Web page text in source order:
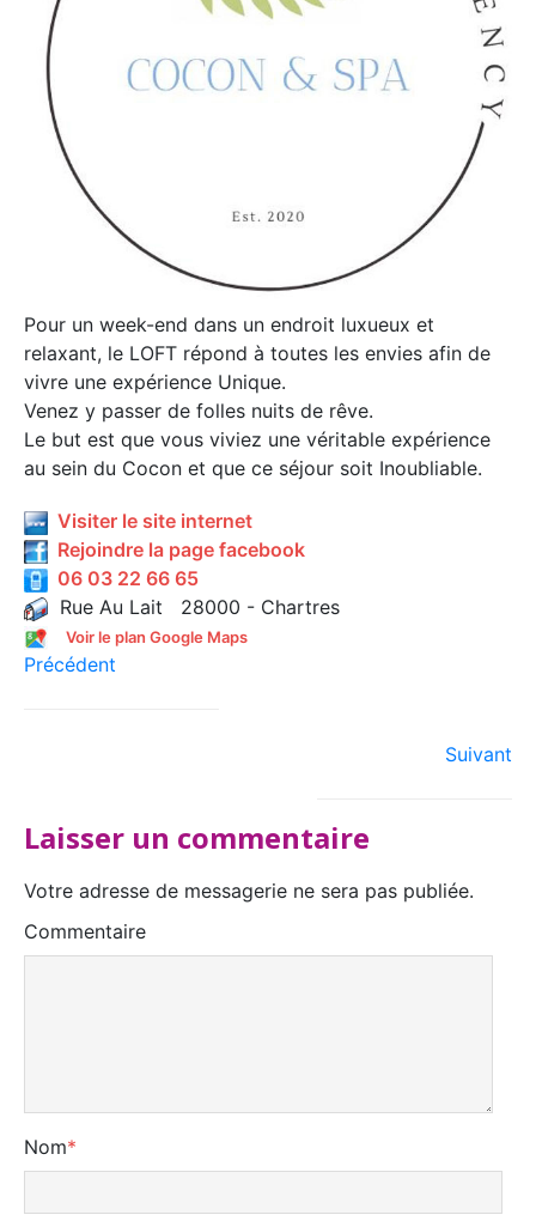
Pour un week-end dans un endroit luxueux et
relaxant, le LOFT répond à toutes les envies afin de
vivre une expérience Unique.
Venez y passer de folles nuits de rêve.
Le but est que vous viviez une véritable expérience
au sein du Cocon et que ce séjour soit Inoubliable.
Visiter le site internet
Rejoindre la page facebook
06 03 22 66 65
Rue Au Lait 28000 - Chartres
Voir le plan Google Maps
Précédent
Suivant
Laisser un commentaire
Votre adresse de messagerie ne sera pas publiée.
Commentaire
Nom*